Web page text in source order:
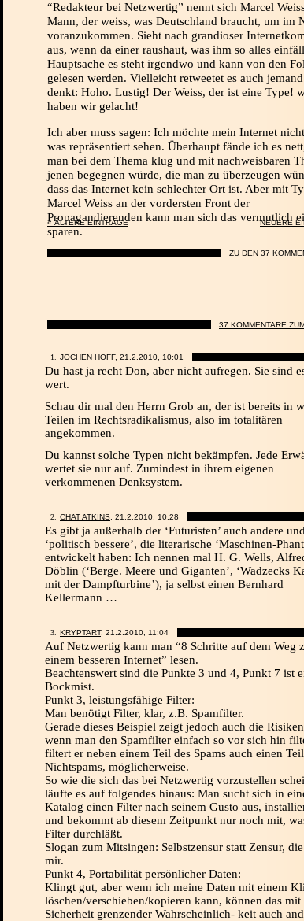
“Redakteur bei Netzwertig” nennt sich Marcel
Mann, der weiss, was Deutschland braucht, um im
voranzukommen. Sieht nach grandioser
aus, wenn da einer raushaut, was ihm so alles
Hauptsache es steht irgendwo und kann von den
gelesen werden. Vielleicht retweetet es auch
denkt: Hoho. Lustig! Der Weiss, der ist eine Type!
haben wir gelacht!
Ich aber muss sagen: Ich möchte mein Internet
was repräsentiert sehen. Überhaupt fände ich es
man bei dem Thema klug und mit nachweisbaren
jenen begegnen würde, die man zu überzeugen
dass das Internet kein schlechter Ort ist. Aber mit
Marcel Weiss an der vordersten Front der
Propagandierenden kann man sich das vermutlich
sparen.
ZU DEN 37
« ÄLTERE EINTRÄGE NEUERE
37 KOMMENTARE
JOCHEN HOFF, 21.2.2010, 10:01
Du hast ja recht Don, aber nicht aufregen. Sie sind
wert.
Schau dir mal den Herrn Grob an, der ist bereits in
Teilen im Rechtsradikalismus, also im totalitären
angekommen.
Du kannst solche Typen nicht bekämpfen. Jede
wertet sie nur auf. Zumindest in ihrem eigenen
verkommenen Denksystem.
CHAT ATKINS , 21.2.2010, 10:28
Es gibt ja außerhalb der ‘Futuristen’ auch andere und
‘politisch bessere’, die literarische ‘Maschinen-
entwickelt haben: Ich nennen mal H. G. Wells,
Döblin (‘Berge. Meere und Giganten’, ‘Wadzecks
mit der Dampfturbine’), ja selbst einen Bernhard
Kellermann …
KRYPTART, 21.2.2010, 11:04
Auf Netzwertig kann man “8 Schritte auf dem Weg
einem besseren Internet” lesen.
Beachtenswert sind die Punkte 3 und 4, Punkt 7 ist
Bockmist.
Punkt 3, leistungsfähige Filter:
Man benötigt Filter, klar, z.B. Spamfilter.
Gerade dieses Beispiel zeigt jedoch auch die
wenn man den Spamfilter einfach so vor sich hin
filtert er neben einem Teil des Spams auch einen
Nichtspams, möglicherweise.
So wie die sich das bei Netzwertig vorzustellen
läufte es auf folgendes hinaus: Man sucht sich in
Katalog einen Filter nach seinem Gusto aus,
und bekommt ab diesem Zeitpunkt nur noch mit,
Filter durchläßt.
Slogan zum Mitsingen: Selbstzensur statt Zensur,
mir.
Punkt 4, Portabilität persönlicher Daten:
Klingt gut, aber wenn ich meine Daten mit einem
löschen/verschieben/kopieren kann, können das mit
Sicherheit grenzender Wahrscheinlich- keit auch